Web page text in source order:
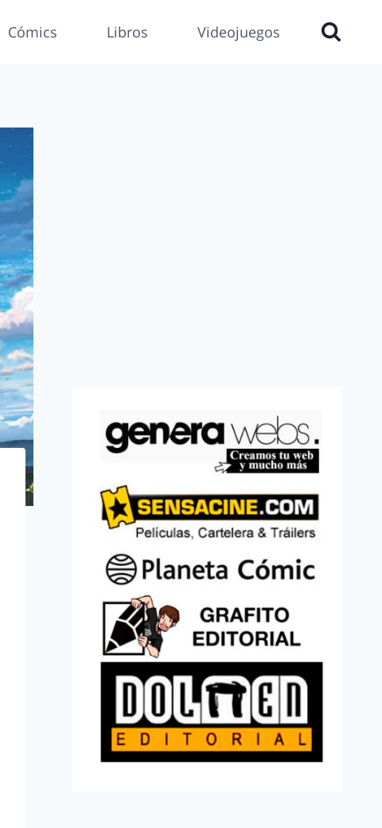
Cómics Libros Videojuegos